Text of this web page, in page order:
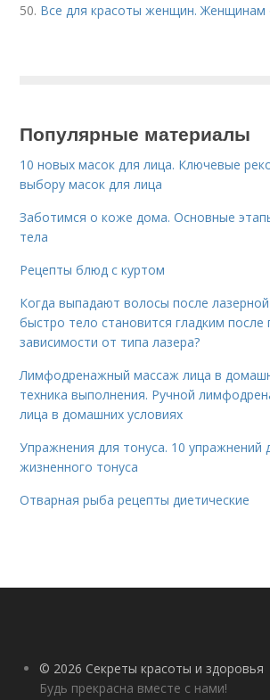
50. Все для красоты женщин.
Популярные материалы
10 новых масок для лица. Ключевые
выбору масок для лица
Заботимся о коже дома. Основные
тела
Рецепты блюд с куртом
Когда выпадают волосы после
быстро тело становится гладким после
зависимости от типа лазера?
Лимфодренажный массаж лица в
техника выполнения. Ручной
лица в домашних условиях
Упражнения для тонуса. 10 упражнений
жизненного тонуса
Отварная рыба рецепты диетические
© 2026 Секреты красоты и здоровья
Будь прекрасна вместе с нами!